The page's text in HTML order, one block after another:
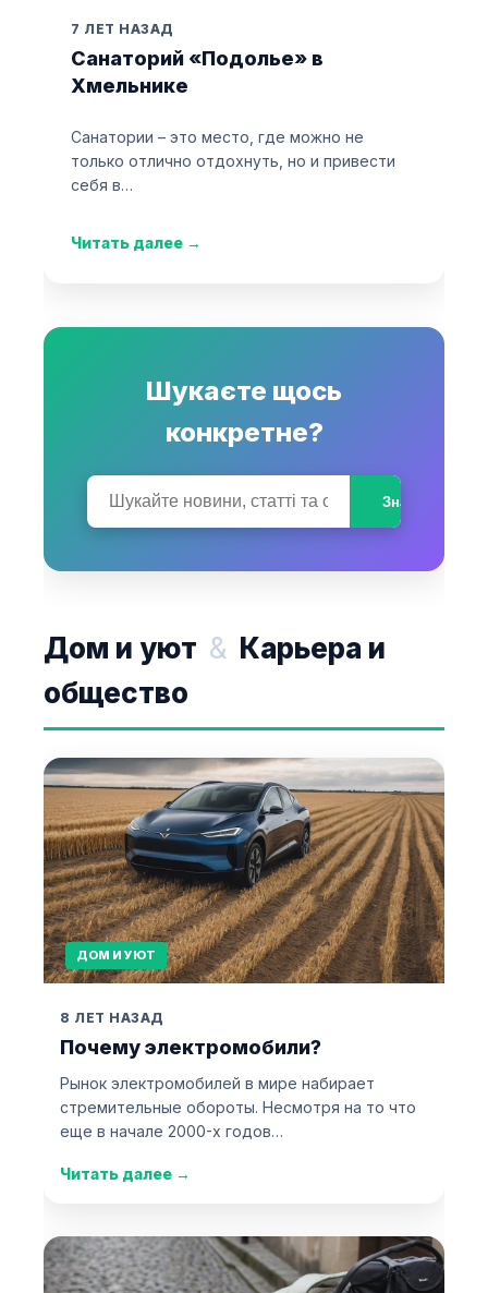
7 ЛЕТ НАЗАД
Санаторий «Подолье» в
Хмельнике
Санатории – это место, где можно не
только отлично отдохнуть, но и привести
себя в…
Читать далее →
Шукаєте щось
конкретне?
Знайти
Дом и уют & Карьера и
общество
ДОМ И УЮТ
8 ЛЕТ НАЗАД
Почему электромобили?
Рынок электромобилей в мире набирает
стремительные обороты. Несмотря на то что
еще в начале 2000-х годов…
Читать далее →